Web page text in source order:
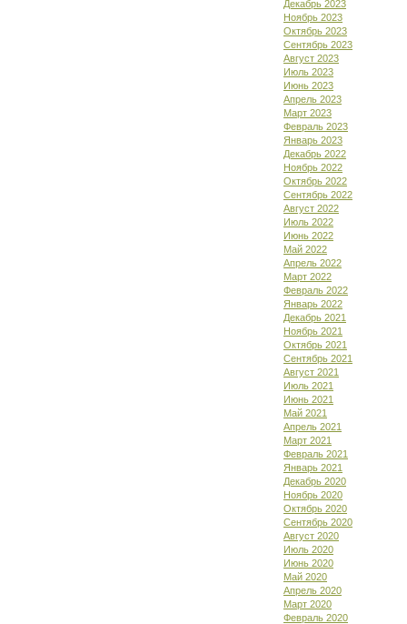
Декабрь 2023
Ноябрь 2023
Октябрь 2023
Сентябрь 2023
Август 2023
Июль 2023
Июнь 2023
Апрель 2023
Март 2023
Февраль 2023
Январь 2023
Декабрь 2022
Ноябрь 2022
Октябрь 2022
Сентябрь 2022
Август 2022
Июль 2022
Июнь 2022
Май 2022
Апрель 2022
Март 2022
Февраль 2022
Январь 2022
Декабрь 2021
Ноябрь 2021
Октябрь 2021
Сентябрь 2021
Август 2021
Июль 2021
Июнь 2021
Май 2021
Апрель 2021
Март 2021
Февраль 2021
Январь 2021
Декабрь 2020
Ноябрь 2020
Октябрь 2020
Сентябрь 2020
Август 2020
Июль 2020
Июнь 2020
Май 2020
Апрель 2020
Март 2020
Февраль 2020